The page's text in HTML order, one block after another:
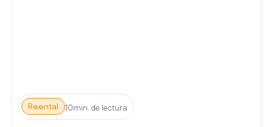
Reental 10min. de lectura